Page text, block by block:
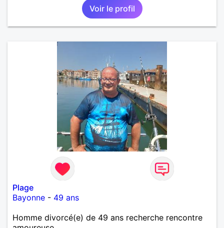
Voir le profil
Plage
Bayonne - 49 ans
Homme divorcé(e) de 49 ans recherche rencontre